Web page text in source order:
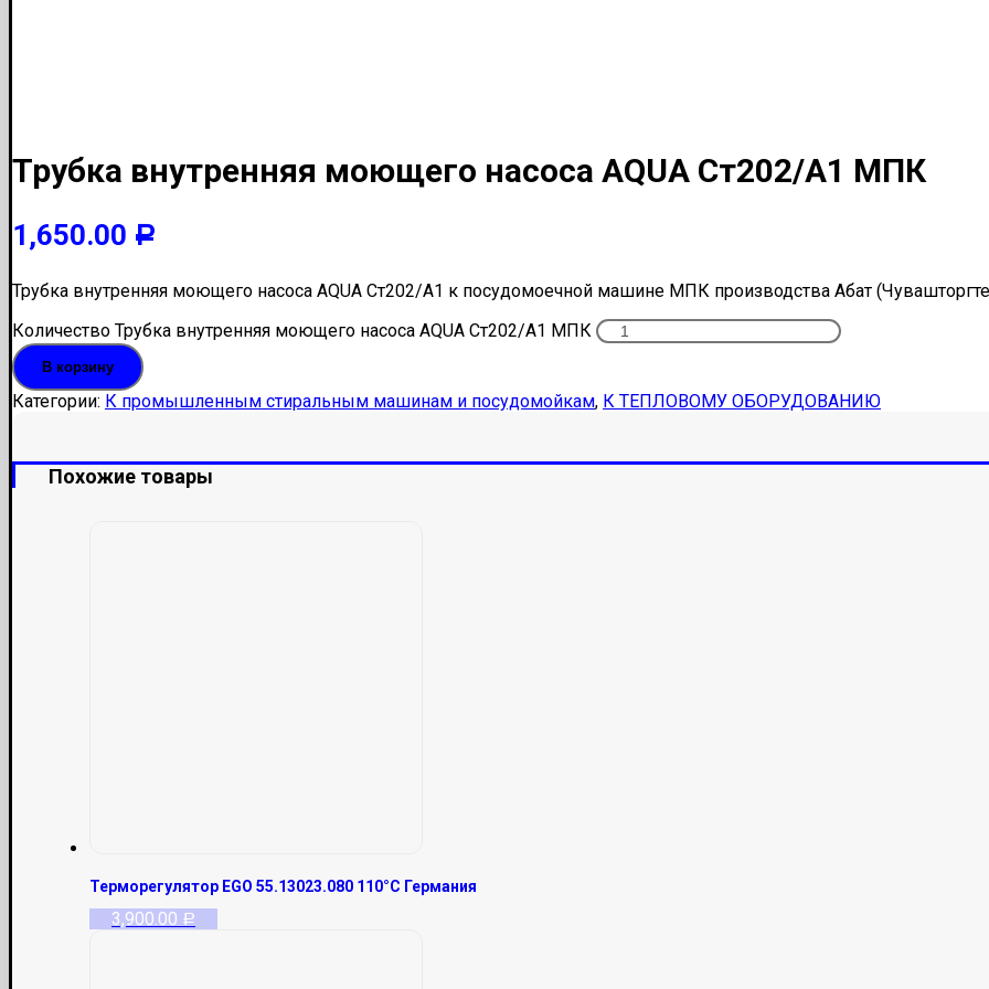
Трубка внутренняя моющего насоса AQUA Ст202/А1 МПК
1,650.00 Р
Трубка внутренняя моющего насоса AQUA Ст202/А1 к посудомоечной машине МПК производства Абат
Количество Трубка внутренняя моющего насоса AQUA Ст202/А1 МПК
В корзину
Категории: К промышленным стиральным машинам и посудомойкам, К ТЕПЛОВОМУ ОБОРУДОВАНИЮ
Похожие товары
Терморегулятор EGO 55.13023.080 110°С Германия
3,900.00 Р